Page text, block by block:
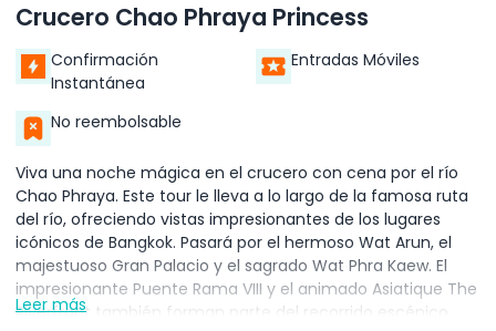
Crucero Chao Phraya Princess
Confirmación
Instantánea
Entradas Móviles
No reembolsable
Viva una noche mágica en el crucero con cena por el río
Chao Phraya. Este tour le lleva a lo largo de la famosa ruta
del río, ofreciendo vistas impresionantes de los lugares
icónicos de Bangkok. Pasará por el hermoso Wat Arun, el
majestuoso Gran Palacio y el sagrado Wat Phra Kaew. El
impresionante Puente Rama VIII y el animado Asiatique The
Riverfront también forman parte del recorrido escénico.
Leer más